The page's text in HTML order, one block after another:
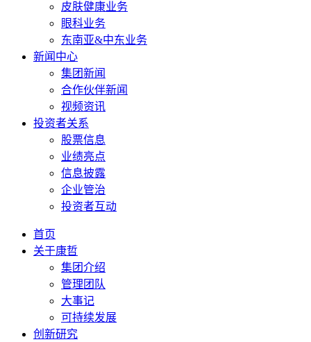
皮肤健康业务
眼科业务
东南亚&中东业务
新闻中心
集团新闻
合作伙伴新闻
视频资讯
投资者关系
股票信息
业绩亮点
信息披露
企业管治
投资者互动
首页
关于康哲
集团介绍
管理团队
大事记
可持续发展
创新研究